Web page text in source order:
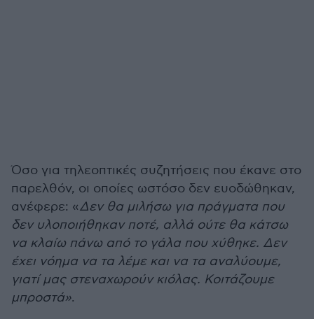
Όσο για τηλεοπτικές συζητήσεις που έκανε στο
παρελθόν, οι οποίες ωστόσο δεν ευοδώθηκαν,
ανέφερε: «Δεν θα μιλήσω για πράγματα που
δεν υλοποιήθηκαν ποτέ, αλλά ούτε θα κάτσω
να κλαίω πάνω από το γάλα που χύθηκε. Δεν
έχει νόημα να τα λέμε και να τα αναλύουμε,
γιατί μας στεναχωρούν κιόλας. Κοιτάζουμε
μπροστά».